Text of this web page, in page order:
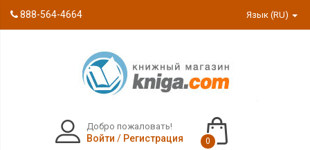
888-564-4664 Язык (RU)
Добро пожаловать!
Войти / Регистрация 0